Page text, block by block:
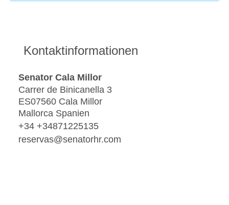
Kontaktinformationen
Senator Cala Millor
Carrer de Binicanella 3
ES07560 Cala Millor
Mallorca Spanien
+34 +34871225135
reservas@senatorhr.com